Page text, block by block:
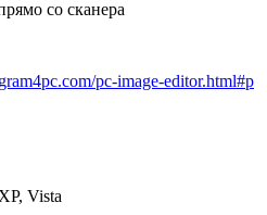
со сканера
pc-image-editor.html#p
Vista